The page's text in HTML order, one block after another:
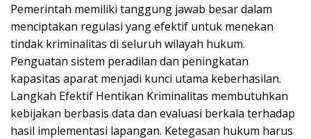
Pemerintah memiliki tanggung jawab besar dalam
menciptakan regulasi yang efektif untuk menekan
tindak kriminalitas di seluruh wilayah hukum.
Penguatan sistem peradilan dan peningkatan
kapasitas aparat menjadi kunci utama keberhasilan.
Langkah Efektif Hentikan Kriminalitas membutuhkan
kebijakan berbasis data dan evaluasi berkala terhadap
hasil implementasi lapangan. Ketegasan hukum harus